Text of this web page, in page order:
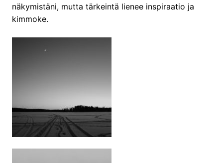
näkymistäni, mutta tärkeintä lienee inspiraatio ja
kimmoke.